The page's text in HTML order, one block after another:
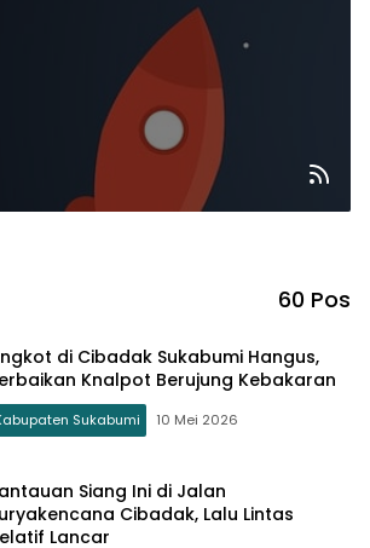
60 Pos
di Cibadak Sukabumi Hangus,
Knalpot Berujung Kebakaran
Sukabumi 10 Mei 2026
Siang Ini di Jalan
Cibadak, Lalu Lintas
Lancar